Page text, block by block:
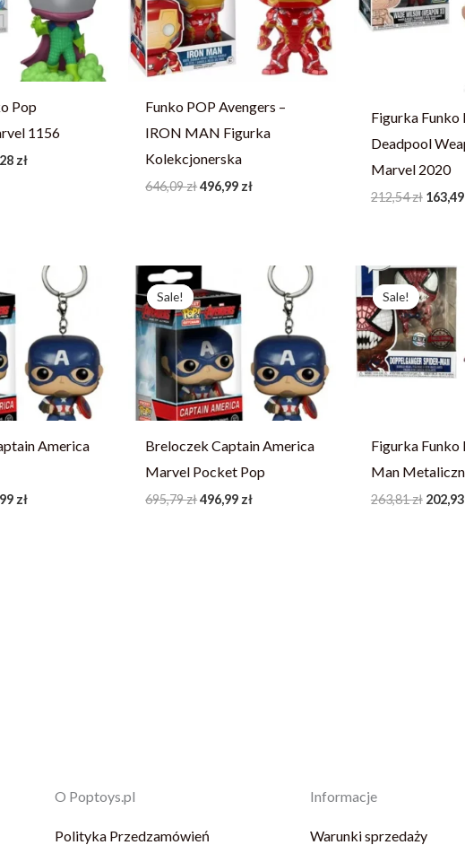
Pop
1156
zł
Funko POP Avengers –
IRON MAN Figurka
Kolekcjonerska
646,09zł496,99 zł
Figurka Funko
Deadpool
Marvel 2020
212,54zł 163,49
America
zł.
zł
Aktualna
cena
wynosi:
496,99 zł.
Sale!
Sale!
Breloczek Captain America
Marvel Pocket Pop
695,79zł
cena
wynosiła:
695,79 zł.
496,99 zł
Aktualna
cena
wynosi:
496,99 zł.
Sale!
Sale!
Figurka Funko
Man
263,81zł
cena
263,81
202,93
O Poptoys.pl
Polityka Przedzamówień
Informacje
Warunki sprzedaży